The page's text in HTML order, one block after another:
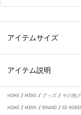
アイテムサイズ
アイテム説明
HOME / MENS / グッズ / その他
HOME / MENS / BRAND / ED